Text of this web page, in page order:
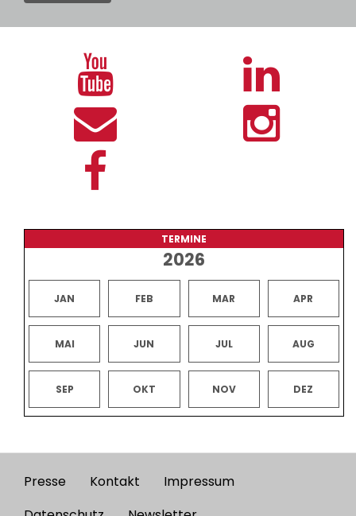
TERMINE
2026
JAN FEB MAR APR
MAI JUN JUL AUG
SEP OKT NOV DEZ
Footer
Presse Kontakt
Impressum